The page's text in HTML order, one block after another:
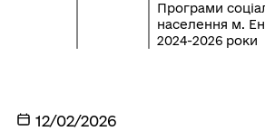
Програми
населення м.
2024-2026 роки
12/02/2026